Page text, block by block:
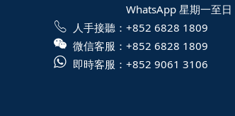
WhatsApp 星期一至
人手接聽： +852 6828 1809
微信客服： +852 6828 1809
即時客服： +852 9061 3106